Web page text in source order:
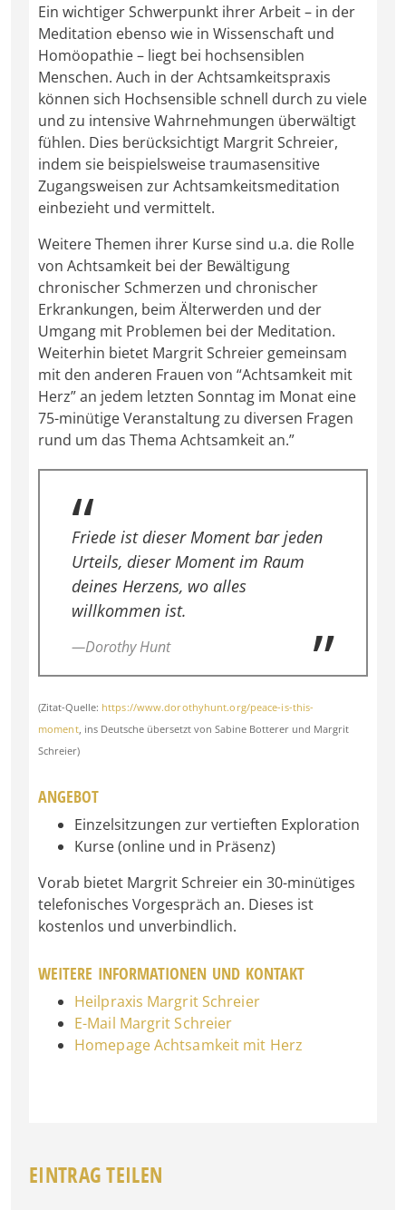
Ein wichtiger Schwerpunkt ihrer Arbeit – in der
Meditation ebenso wie in Wissenschaft und
Homöopathie – liegt bei hochsensiblen
Menschen. Auch in der Achtsamkeitspraxis
können sich Hochsensible schnell durch zu viele
und zu intensive Wahrnehmungen überwältigt
fühlen. Dies berücksichtigt Margrit Schreier,
indem sie beispielsweise traumasensitive
Zugangsweisen zur Achtsamkeitsmeditation
einbezieht und vermittelt.
Weitere Themen ihrer Kurse sind u.a. die Rolle
von Achtsamkeit bei der Bewältigung
chronischer Schmerzen und chronischer
Erkrankungen, beim Älterwerden und der
Umgang mit Problemen bei der Meditation.
Weiterhin bietet Margrit Schreier gemeinsam
mit den anderen Frauen von “Achtsamkeit mit
Herz” an jedem letzten Sonntag im Monat eine
75-minütige Veranstaltung zu diversen Fragen
rund um das Thema Achtsamkeit an.”
Friede ist dieser Moment bar jeden
Urteils, dieser Moment im Raum
deines Herzens, wo alles
willkommen ist.
—Dorothy Hunt
(Zitat-Quelle: https://www.dorothyhunt.org/peace-is-this-
moment, ins Deutsche übersetzt von Sabine Botterer und Margrit
Schreier)
ANGEBOT
Einzelsitzungen zur vertieften Exploration
Kurse (online und in Präsenz)
Vorab bietet Margrit Schreier ein 30-minütiges
telefonisches Vorgespräch an. Dieses ist
kostenlos und unverbindlich.
WEITERE INFORMATIONEN UND KONTAKT
Heilpraxis Margrit Schreier
E-Mail Margrit Schreier
Homepage Achtsamkeit mit Herz
EINTRAG TEILEN